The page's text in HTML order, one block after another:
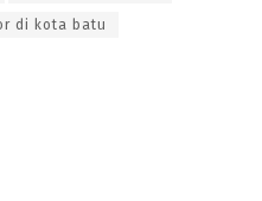
di kota batu